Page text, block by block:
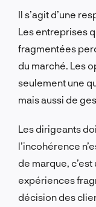
Il s’agit d’une
Les entreprises
fragmentées
du marché. Les
seulement une
mais aussi de
Les dirigeants
l’incohérence
de marque,
expériences
décision des